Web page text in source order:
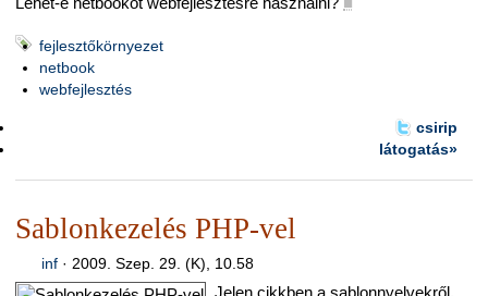
fejlesztőkörnyezet
netbook
webfejlesztés
csirip
látogatás»
Sablonkezelés PHP-vel
inf· 2009. Szep. 29. (K), 10.58
Jelen cikkben a sablonnyelvekről,